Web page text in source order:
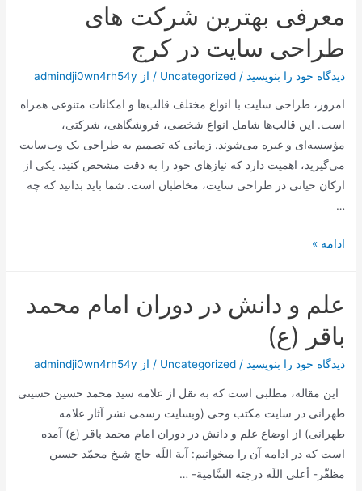
چیست؟
معرفی بهترین شرکت های
طراحی سایت در کرج
دیدگاه‌ خود را بنویسید /
Uncategorized / از admindji0wn4rh54y
امروز، طراحی سایت با انواع مختلف قالب‌ها و امکانات متنوعی همراه
است. این قالب‌ها شامل انواع شخصی، فروشگاهی، شرکتی،
مؤسسه‌ای و غیره می‌شوند. زمانی که تصمیم به طراحی یک وب‌سایت
می‌گیرید، اهمیت دارد که نیازهای خود را به دقت مشخص کنید. یکی از
ارکان حیاتی در طراحی سایت، مخاطبان است. شما باید بدانید که چه
…
معرفی
های
طراحی
سایت
در
ادامه »
علم و دانش در دوران امام محمد
باقر (ع)
دیدگاه‌ خود را بنویسید /
Uncategorized / از admindji0wn4rh54y
این مقاله، مطلبی است که به نقل از علامه سید محمد حسین حسینی
طهرانی در سایت مکتب وحی (وبسایت رسمی نشر آثار علامه
طهرانی) از اوضاع علم و دانش در دوران امام محمد باقر (ع) آمده
است که در ادامه آن را میخوانیم: آية اللَه حاج شيخ محمّد حسين
مظفّر- أعلى اللَه درجته السَّامية- …